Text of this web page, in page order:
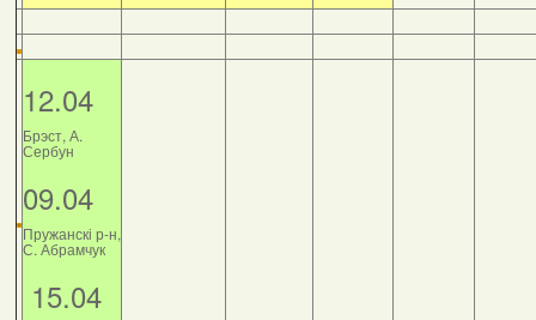
12.04
Брэст, А.
Сербун
09.04
Пружанскі р-н,
С. Абрамчук
15.04